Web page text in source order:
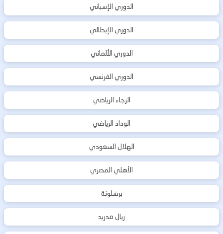
الدوري الإسباني
الدوري الإيطالي
الدوري الألماني
الدوري الفرنسي
الرجاء الرياضي
الوداد الرياضي
الهلال السعودي
الأهلي المصري
برشلونة
ريال مدريد